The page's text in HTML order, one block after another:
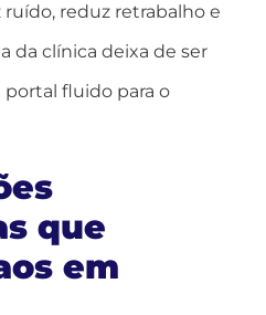
reduz retrabalho e
da clínica deixa de ser
portal fluido para o
que
em